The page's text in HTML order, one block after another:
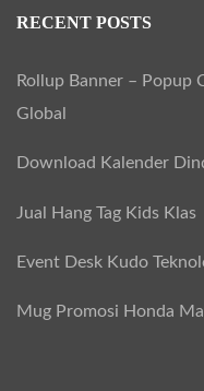
h
o
r
RECENT POSTS
Rollup Banner – Popup
Global
Download Kalender
Jual Hang Tag Kids Klas
Event Desk Kudo
Mug Promosi Honda